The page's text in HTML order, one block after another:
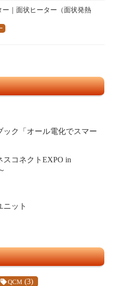
ー｜面状ヒーター（面状発熱
ック「オール電化でスマー
スコネクトEXPO in
ニット
QCM (3)